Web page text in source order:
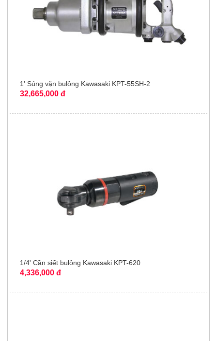
1' Súng vặn bulông Kawasaki KPT-55SH-2
32,665,000 đ
1/4' Cần siết bulông Kawasaki KPT-620
4,336,000 đ